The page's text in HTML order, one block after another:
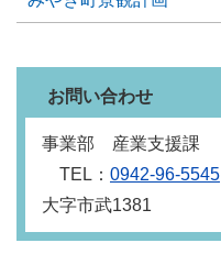
お問い合わせ
事業部 産業支援課
TEL： 0942‐96‐5545
大字市武1381